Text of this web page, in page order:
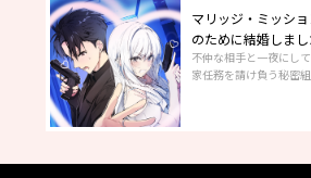
マリッジ・ミッシ
のために結婚しまし
不仲な相手と一夜にし
家任務を請け負う秘密